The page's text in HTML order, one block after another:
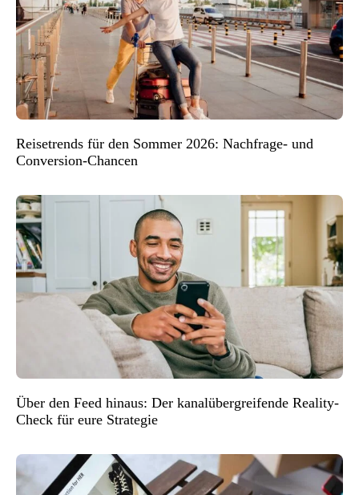
Reisetrends für den Sommer 2026: Nachfrage- und
Conversion-Chancen
Über den Feed hinaus: Der kanalübergreifende Reality-
Check für eure Strategie